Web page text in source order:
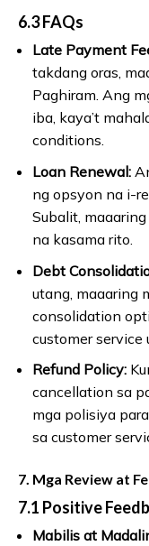
6.3 FAQs
Late Payment
takdang oras,
Paghiram. Ang
iba, kaya’t
conditions.
Loan Renewal:
ng opsyon na i-
Subalit,
na kasama rito.
Debt
utang, maaaring
consolidation
customer service
Refund Policy:
cancellation sa
mga polisiya
sa customer
7. Mga Review at
7.1 Positive
Mabilis at